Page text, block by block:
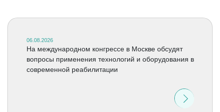
06.08.2026
На международном конгрессе в Москве обсудят
вопросы применения технологий и оборудования в
современной реабилитации